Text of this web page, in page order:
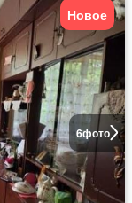
6фото
Новое